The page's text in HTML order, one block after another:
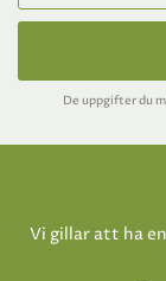
De uppgifter du
Vi gillar att ha